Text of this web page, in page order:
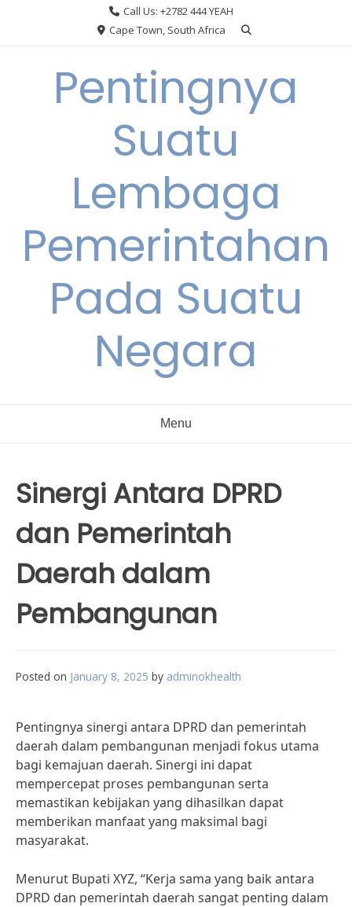
Call Us: +2782 444 YEAH
Cape Town, South Africa
Pentingnya
Suatu
Lembaga
Pemerintahan
Pada Suatu
Negara
Menu
Sinergi Antara DPRD
dan Pemerintah
Daerah dalam
Pembangunan
Posted on January 8, 2025 by adminokhealth
Pentingnya sinergi antara DPRD dan pemerintah
daerah dalam pembangunan menjadi fokus utama
bagi kemajuan daerah. Sinergi ini dapat
mempercepat proses pembangunan serta
memastikan kebijakan yang dihasilkan dapat
memberikan manfaat yang maksimal bagi
masyarakat.
Menurut Bupati XYZ, “Kerja sama yang baik antara
DPRD dan pemerintah daerah sangat penting dalam